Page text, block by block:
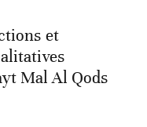
et
Mal Al Qods